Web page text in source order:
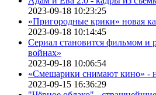
2023-09-18 10:23:25
«Пригородные крики» новая
2023-09-18 10:14:45
Сериал становится фильмом и
войнах»
2023-09-18 10:06:54
«Смешарики снимают кино» -
2023-09-15 16:36:29